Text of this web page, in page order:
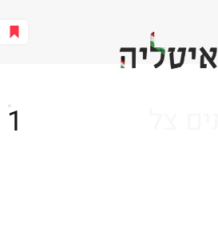
1